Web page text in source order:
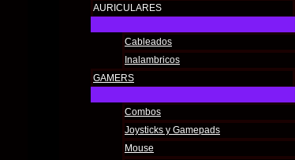
AURICULARES
Cableados
Inalambricos
GAMERS
Combos
Joysticks y Gamepads
Mouse